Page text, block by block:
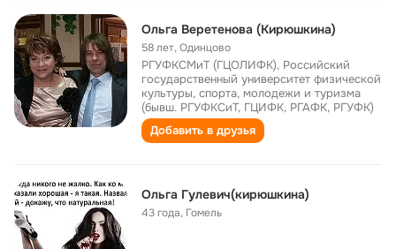
Ольга Веретенова (Кирюшкина)
58 лет,Одинцово
РГУФКСМиТ (ГЦОЛИФК), Российский
государственный университет физической
культуры, спорта, молодежи и туризма
(бывш. РГУФКСиТ, ГЦИФК, РГАФК, РГУФК)
Добавить в друзья
Ольга Гулевич(кирюшкина)
43 года, Гомель